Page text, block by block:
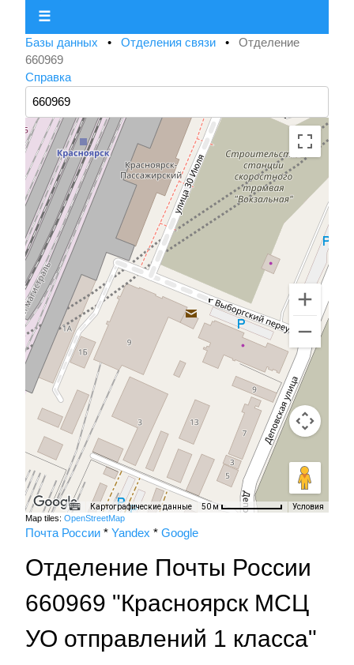
☰
Базы данных • Отделения связи • Отделение
660969
Справка
Картографические данные 50 м Условия
Map tiles: OpenStreetMap
Почта России * Yandex * Google
Отделение Почты России
660969 "Красноярск МСЦ
УО отправлений 1 класса"